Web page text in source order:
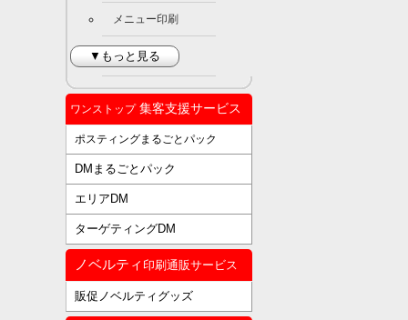
メニュー印刷
▼もっと見る
ワンストップ集客支援サービス
ポスティングまるごとパック
DMまるごとパック
エリアDM
ターゲティングDM
ノベルティ 印刷通販サービス
販促ノベルティグッズ